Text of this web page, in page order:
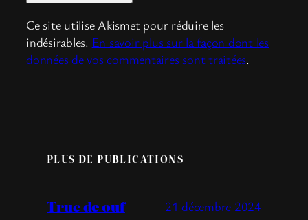
Ce site utilise Akismet pour réduire les
indésirables. En savoir plus sur la façon dont les
données de vos commentaires sont traitées.
PLUS DE PUBLICATIONS
Truc de ouf 21 décembre 2024